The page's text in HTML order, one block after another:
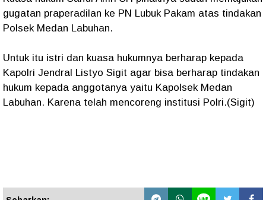
gugatan praperadilan ke PN Lubuk Pakam atas tindakan
Polsek Medan Labuhan.
Untuk itu istri dan kuasa hukumnya berharap kepada
Kapolri Jendral Listyo Sigit agar bisa berharap tindakan
hukum kepada anggotanya yaitu Kapolsek Medan
Labuhan. Karena telah mencoreng institusi Polri.(Sigit)